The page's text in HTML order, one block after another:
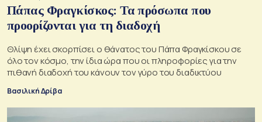
Πάπας Φραγκίσκος: Τα πρόσωπα που
προορίζονται για τη διαδοχή
Θλίψη έχει σκορπίσει ο θάνατος του Πάπα Φραγκίσκου σε
όλο τον κόσμο, την ίδια ώρα που οι πληροφορίες για την
πιθανή διαδοχή του κάνουν τον γύρο του διαδικτύου
Βασιλική Δρίβα